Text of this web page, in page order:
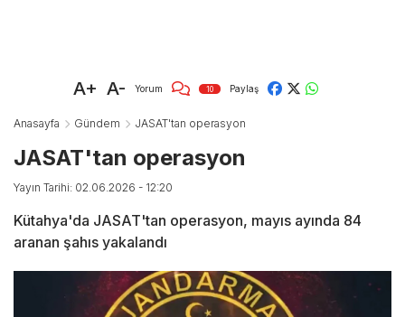
A+ A- Yorum 10 Paylaş
Anasayfa Gündem JASAT'tan operasyon
JASAT'tan operasyon
Yayın Tarihi: 02.06.2026 - 12:20
Kütahya'da JASAT'tan operasyon, mayıs ayında 84
aranan şahıs yakalandı